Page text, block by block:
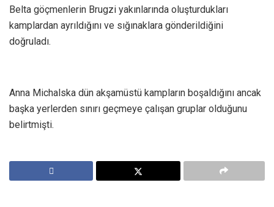
Belta göçmenlerin Brugzi yakınlarında oluşturdukları
kamplardan ayrıldığını ve sığınaklara gönderildiğini
doğruladı.
Anna Michalska dün akşamüstü kampların boşaldığını ancak
başka yerlerden sınırı geçmeye çalışan gruplar olduğunu
belirtmişti.